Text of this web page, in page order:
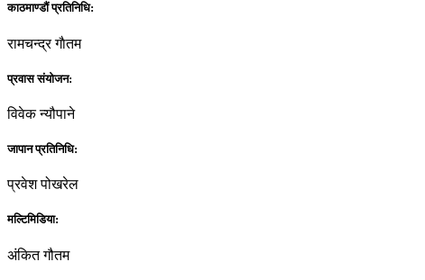
काठमाण्डौं प्रतिनिधि:
रामचन्द्र गाैतम
प्रवास संयोजन:
विवेक न्यौपाने
जापान प्रतिनिधि:
प्रवेश पोखरेल
मल्टिमिडिया:
अंकित गौतम